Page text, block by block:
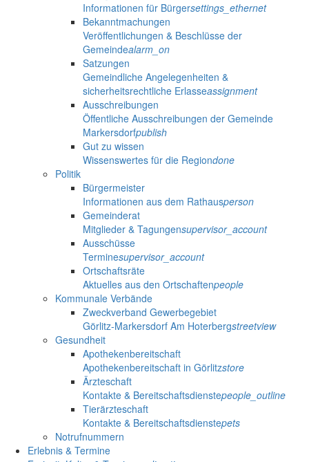
Informationen für Bürgersettings_ethernet
Bekanntmachungen
Veröffentlichungen & Beschlüsse der
Gemeindealarm_on
Satzungen
Gemeindliche Angelegenheiten &
sicherheitsrechtliche Erlasseassignment
Ausschreibungen
Öffentliche Ausschreibungen der Gemeinde
Markersdorfpublish
Gut zu wissen
Wissenswertes für die Regiondone
Politik
Bürgermeister
Informationen aus dem Rathausperson
Gemeinderat
Mitglieder & Tagungensupervisor_account
Ausschüsse
Terminesupervisor_account
Ortschaftsräte
Aktuelles aus den Ortschaftenpeople
Kommunale Verbände
Zweckverband Gewerbegebiet
Görlitz-Markersdorf Am Hoterbergstreetview
Gesundheit
Apothekenbereitschaft
Apothekenbereitschaft in Görlitzstore
Ärzteschaft
Kontakte & Bereitschaftsdienstepeople_outline
Tierärzteschaft
Kontakte & Bereitschaftsdienstepets
Notrufnummern
Erlebnis & Termine